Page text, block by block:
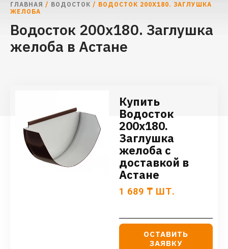
ГЛАВНАЯ / ВОДОСТОК / ВОДОСТОК 200Х180. ЗАГЛУШКА
ЖЕЛОБА
Водосток 200х180. Заглушка
желоба в Астане
Купить
Водосток
200х180.
Заглушка
желоба с
доставкой в
Астане
1 689 ₸ ШТ.
ОСТАВИТЬ
ЗАЯВКУ